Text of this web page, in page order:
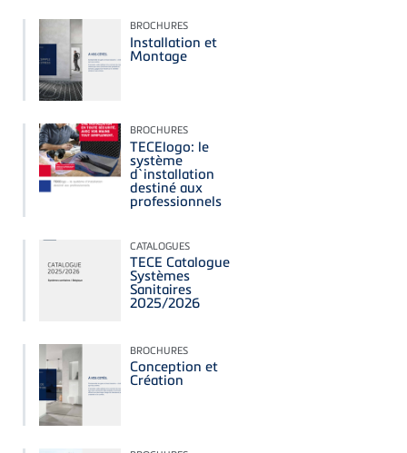
BROCHURES
Installation et
Montage
BROCHURES
TECElogo: le
système
d`installation
destiné aux
professionnels
CATALOGUES
TECE Catalogue
Systèmes
Sanitaires
2025/2026
BROCHURES
Conception et
Création